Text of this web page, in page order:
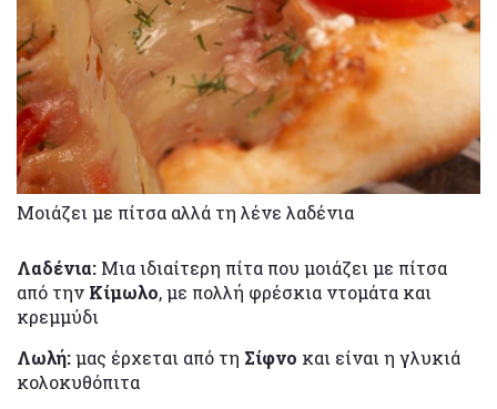
Μοιάζει με πίτσα αλλά τη λένε λαδένια
Λαδένια: Μια ιδιαίτερη πίτα που μοιάζει με πίτσα
από την Κίμωλο, με πολλή φρέσκια ντομάτα και
κρεμμύδι
Λωλή:μας έρχεται από τη Σίφνο και είναι η γλυκιά
κολοκυθόπιτα